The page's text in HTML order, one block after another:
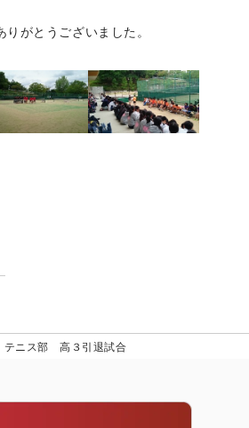
がとうございました。
テニス部 高３引退試合